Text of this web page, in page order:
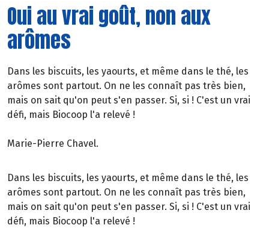
Oui au vrai goût, non aux
arômes
Dans les biscuits, les yaourts, et même dans le thé, les
arômes sont partout. On ne les connaît pas très bien,
mais on sait qu'on peut s'en passer. Si, si ! C'est un vrai
défi, mais Biocoop l'a relevé !
Marie-Pierre Chavel.
Dans les biscuits, les yaourts, et même dans le thé, les
arômes sont partout. On ne les connaît pas très bien,
mais on sait qu'on peut s'en passer. Si, si ! C'est un vrai
défi, mais Biocoop l'a relevé !